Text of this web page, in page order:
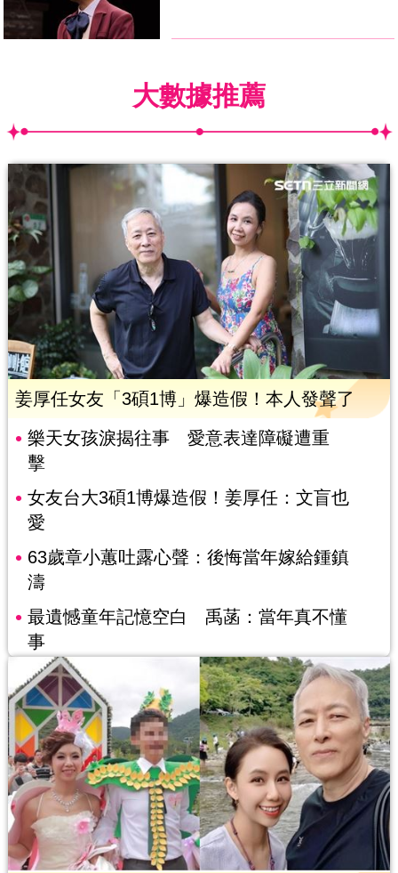
大數據推薦
姜厚任女友「3碩1博」爆造假！本人發聲了
樂天女孩淚揭往事 愛意表達障礙遭重
擊
女友台大3碩1博爆造假！姜厚任：文盲也
愛
63歲章小蕙吐露心聲：後悔當年嫁給鍾鎮
濤
最遺憾童年記憶空白 禹菡：當年真不懂
事